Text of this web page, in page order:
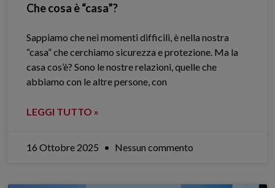
Che cosa è “casa”?
Sappiamo che nei momenti difficili, è nella nostra
“casa” che cerchiamo sicurezza e protezione. Ma la
casa cos’è? Sono le nostre relazioni, quelle che
abbiamo con le altre persone, con
LEGGI TUTTO »
16 Ottobre 2025 Nessun commento